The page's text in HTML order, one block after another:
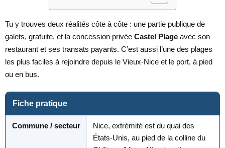
Tu y trouves deux réalités côte à côte : une partie publique de
galets, gratuite, et la concession privée Castel Plage avec son
restaurant et ses transats payants. C’est aussi l’une des plages
les plus faciles à rejoindre depuis le Vieux-Nice et le port, à pied
ou en bus.
Fiche pratique
Commune / secteur
Nice, extrémité est du quai des
États-Unis, au pied de la colline du